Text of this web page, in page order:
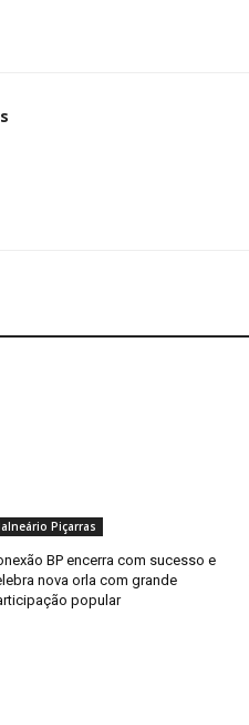
Piçarras
BP encerra com sucesso e
nova orla com grande
popular